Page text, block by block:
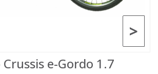
>
e-Gordo 1.7